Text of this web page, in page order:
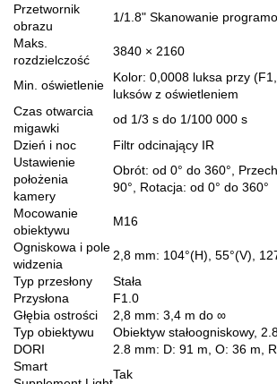
Przetwornik
obrazu
1/1.8" Skanowanie
Maks.
rozdzielczość
3840 × 2160
Min. oświetlenie
Kolor: 0,0008 luksa przy
luksów z oświetleniem
Czas otwarcia
migawki
od 1/3 s do 1/100 000 s
Dzień i noc
Filtr odcinający IR
Ustawienie
położenia
kamery
Obrót: od 0° do 360°,
90°, Rotacja: od 0° do 360°
Mocowanie
obiektywu
M16
Ogniskowa i pole
widzenia
2,8 mm: 104°(H), 55°(V),
Typ przesłony
Stała
Przysłona
F1.0
Głębia ostrości
2,8 mm: 3,4 m do ∞
Typ obiektywu
Obiektyw stałoogniskowy,
DORI
2.8 mm: D: 91 m, O: 36 m,
Smart
Tak